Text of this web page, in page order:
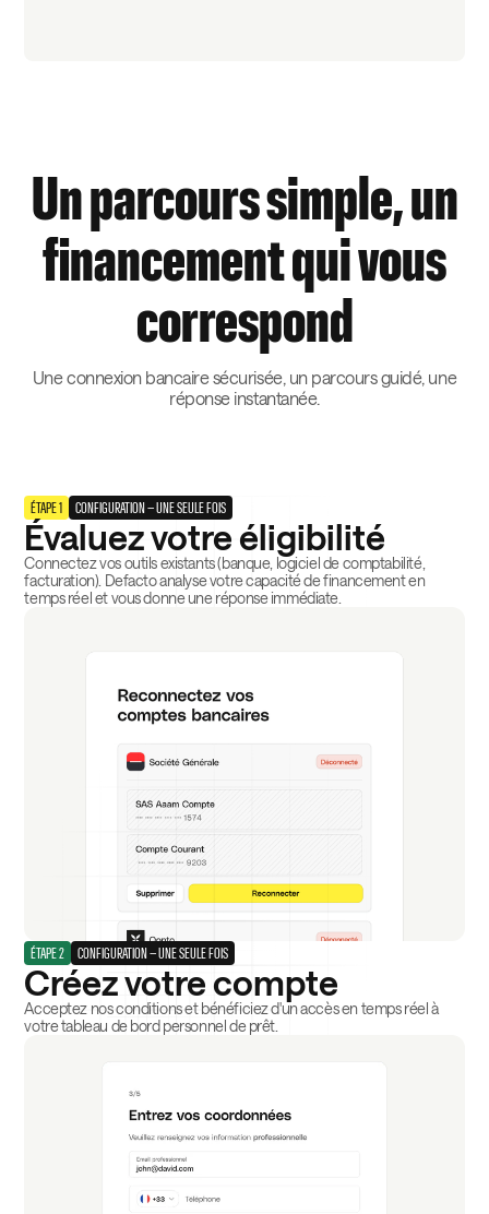
Un parcours simple, un
financement qui vous
correspond
Une connexion bancaire sécurisée, un parcours guidé, une
réponse instantanée.
ÉTAPE 1 CONFIGURATION — UNE SEULE FOIS
Évaluez votre éligibilité
Connectez vos outils existants (banque, logiciel de comptabilité,
facturation). Defacto analyse votre capacité de financement en
temps réel et vous donne une réponse immédiate.
ÉTAPE 2 CONFIGURATION — UNE SEULE FOIS
Créez votre compte
Acceptez nos conditions et bénéficiez d'un accès en temps réel à
votre tableau de bord personnel de prêt.